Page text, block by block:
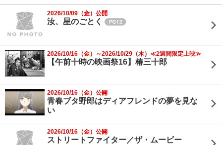
2026/10/09（金）公開
汝、星のごとく
2026/10/16（金）～2026/10/29（木）≪2週間限定上映≫
【午前十時の映画祭16】椿三十郎
2026/10/16（金）公開
青春ブタ野郎はディアフレンドの夢を見な
い
2026/10/16（金）公開
ストリートファイター／ザ・ムービー